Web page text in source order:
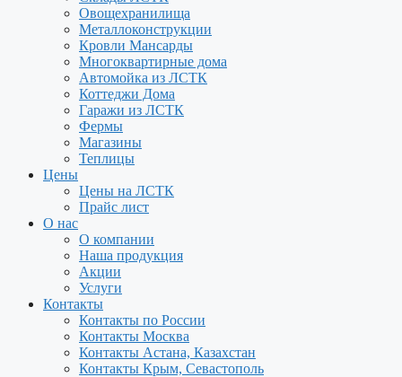
Овощехранилища
Металлоконструкции
Кровли Мансарды
Многоквартирные дома
Автомойка из ЛСТК
Коттеджи Дома
Гаражи из ЛСТК
Фермы
Магазины
Теплицы
Цены
Цены на ЛСТК
Прайс лист
О нас
О компании
Наша продукция
Акции
Услуги
Контакты
Контакты по России
Контакты Москва
Контакты Астана, Казахстан
Контакты Крым, Севастополь